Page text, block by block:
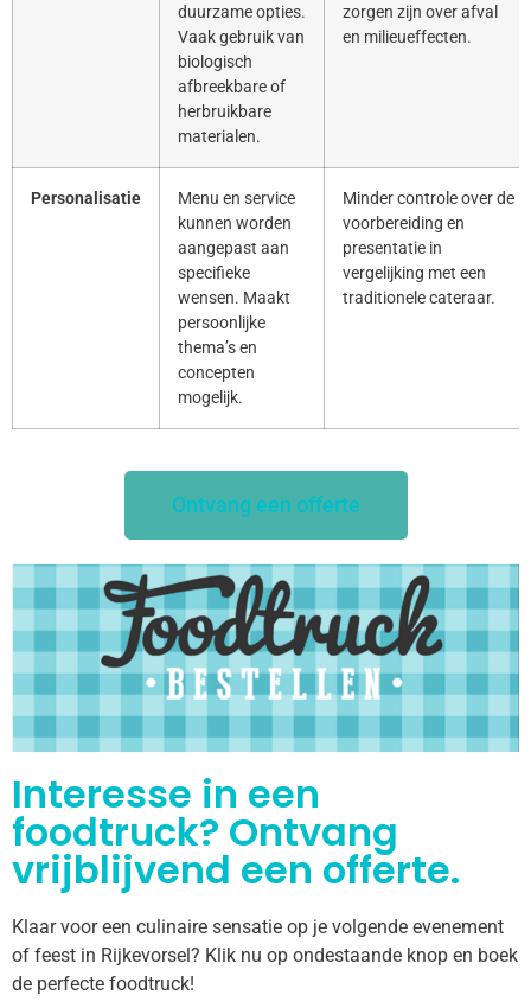
duurzame opties.
Vaak gebruik van
biologisch
afbreekbare of
herbruikbare
materialen.
zorgen zijn over afval
en milieueffecten.
Personalisatie
Menu en service
kunnen worden
aangepast aan
specifieke
wensen. Maakt
persoonlijke
thema’s en
concepten
mogelijk.
Minder controle over de
voorbereiding en
presentatie in
vergelijking met een
traditionele cateraar.
Ontvang een offerte
Interesse in een
foodtruck? Ontvang
vrijblijvend een offerte.
Klaar voor een culinaire sensatie op je volgende evenement
of feest in Rijkevorsel? Klik nu op ondestaande knop en boek
de perfecte foodtruck!